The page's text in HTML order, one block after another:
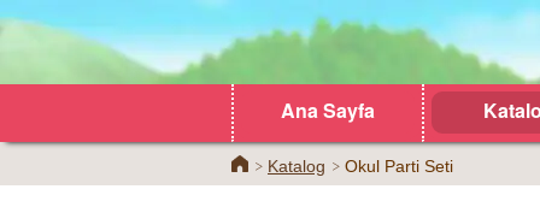
Ana Sayfa
HomeKatalog Okul Parti Seti